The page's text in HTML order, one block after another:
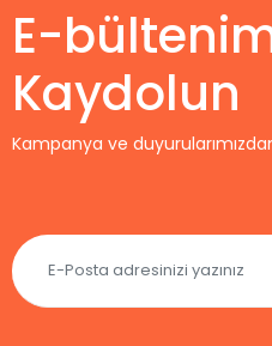
E-
Kaydolun
Kampanya ve